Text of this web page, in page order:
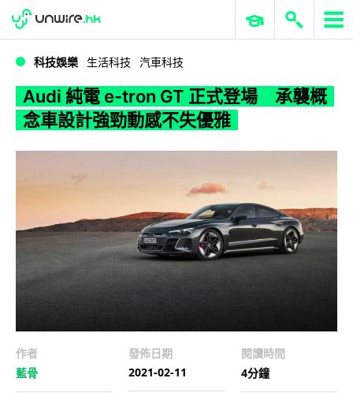
WWDC 2026 ERP 與商業 AI
科技娛樂 生活科技 汽車科技
Audi 純電 e-tron GT 正式登場 承襲概
念車設計強勁動感不失優雅
作者
藍骨
發佈日期
2021-02-11
閱讀時間
4分鐘